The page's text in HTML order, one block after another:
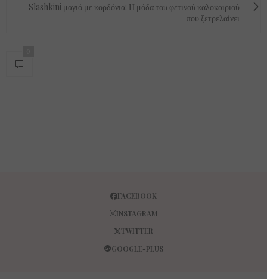
Slashkini μαγιό με κορδόνια: Η μόδα του φετινού καλοκαιριού
που ξετρελαίνει
FACEBOOK
INSTAGRAM
TWITTER
GOOGLE-PLUS